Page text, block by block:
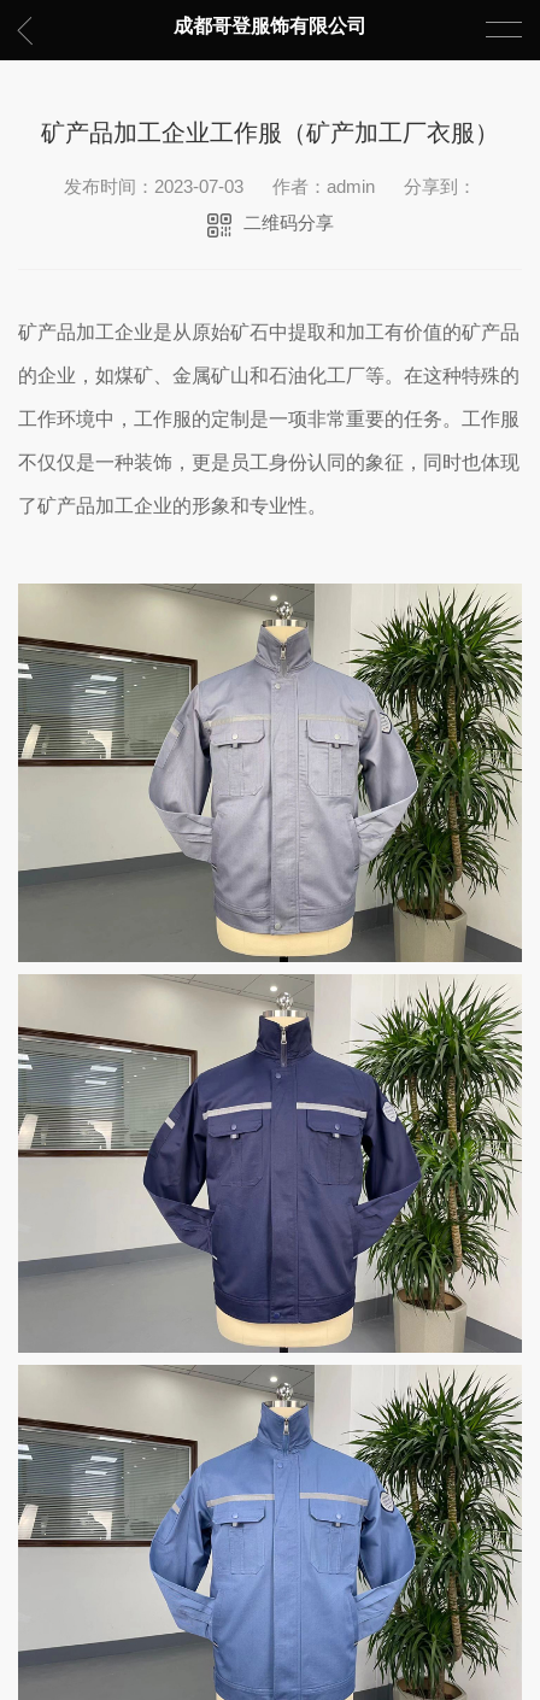
成都哥登服饰有限公司
矿产品加工企业工作服（矿产加工厂衣服）
发布时间：2023-07-03 作者：admin
分享到：
二维码分享
矿产品加工企业是从原始矿石中提取和加工有价值的矿产品
的企业，如煤矿、金属矿山和石油化工厂等。在这种特殊的
工作环境中，工作服的定制是一项非常重要的任务。工作服
不仅仅是一种装饰，更是员工身份认同的象征，同时也体现
了矿产品加工企业的形象和专业性。